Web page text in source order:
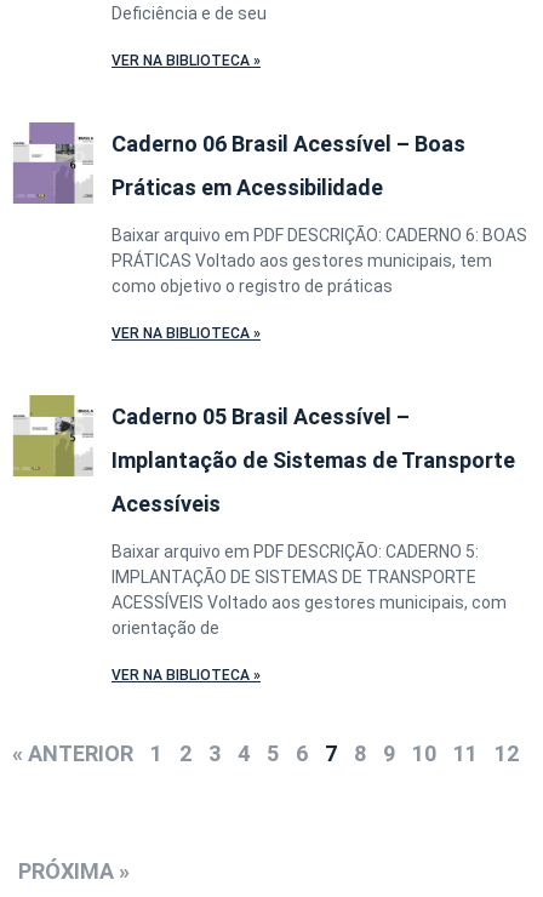
Deficiência e de seu
VER NA BIBLIOTECA »
Caderno 06 Brasil Acessível – Boas
Práticas em Acessibilidade
Baixar arquivo em PDF DESCRIÇÃO: CADERNO 6: BOAS
PRÁTICAS Voltado aos gestores municipais, tem
como objetivo o registro de práticas
VER NA BIBLIOTECA »
Caderno 05 Brasil Acessível –
Implantação de Sistemas de Transporte
Acessíveis
Baixar arquivo em PDF DESCRIÇÃO: CADERNO 5:
IMPLANTAÇÃO DE SISTEMAS DE TRANSPORTE
ACESSÍVEIS Voltado aos gestores municipais, com
orientação de
VER NA BIBLIOTECA »
« ANTERIOR 1 2 3 4 5 6 7 8 9 10 11 12
PRÓXIMA »